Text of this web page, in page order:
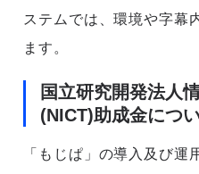
ステムでは、環境や字幕
ます。
国立研究開発法人
(NICT)助成金につ
「もじぱ」の導入及び